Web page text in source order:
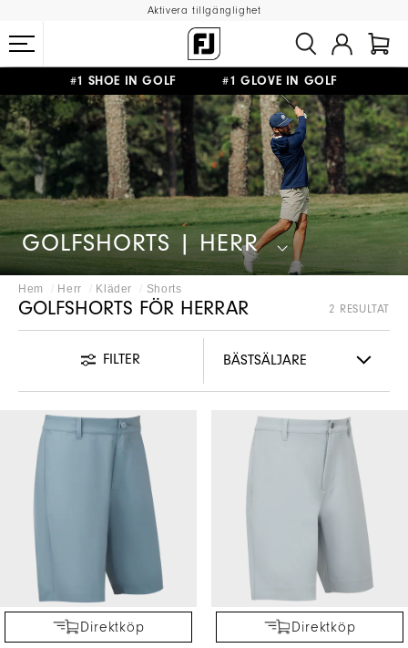
Aktivera tillgänglighet
#1 SHOE IN GOLF #1 GLOVE IN GOLF
FRI FRAKTPÅ ALLA BESTÄLLNINGAR ÖVER 999KR& FRI RETUR
GOLFSHORTS | HERR
Hem Herr Kläder Shorts
GOLFSHORTS FÖR HERRAR 2 RESULTAT
FILTER
Direktköp
Direktköp